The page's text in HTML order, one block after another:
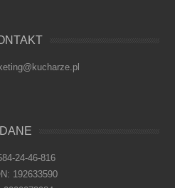
DANE
24-46-816
192633590